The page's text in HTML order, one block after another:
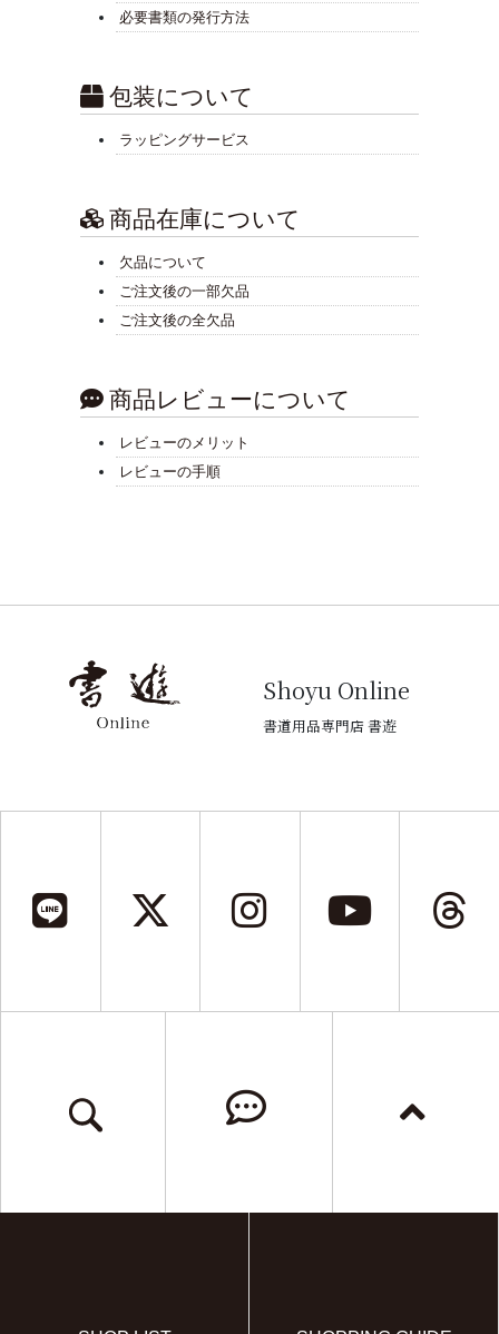
必要書類の発行方法
包装について
ラッピングサービス
商品在庫について
欠品について
ご注文後の一部欠品
ご注文後の全欠品
商品レビューについて
レビューのメリット
レビューの手順
Shoyu Online
書道用品専門店 書遊